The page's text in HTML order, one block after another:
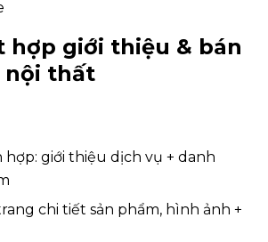
hợp giới thiệu & bán
nội thất
hợp: giới thiệu dịch vụ + danh
chi tiết sản phẩm, hình ảnh +